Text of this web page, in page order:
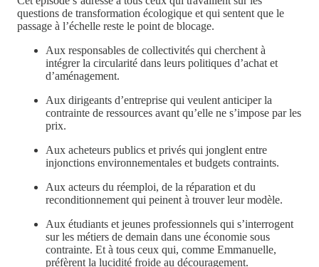
questions de transformation écologique et qui sentent que le
passage à l’échelle reste le point de blocage.
Aux responsables de collectivités qui cherchent à
intégrer la circularité dans leurs politiques d’achat et
d’aménagement.
Aux dirigeants d’entreprise qui veulent anticiper la
contrainte de ressources avant qu’elle ne s’impose par les
prix.
Aux acheteurs publics et privés qui jonglent entre
injonctions environnementales et budgets contraints.
Aux acteurs du réemploi, de la réparation et du
reconditionnement qui peinent à trouver leur modèle.
Aux étudiants et jeunes professionnels qui s’interrogent
sur les métiers de demain dans une économie sous
contrainte. Et à tous ceux qui, comme Emmanuelle,
préfèrent la lucidité froide au découragement.